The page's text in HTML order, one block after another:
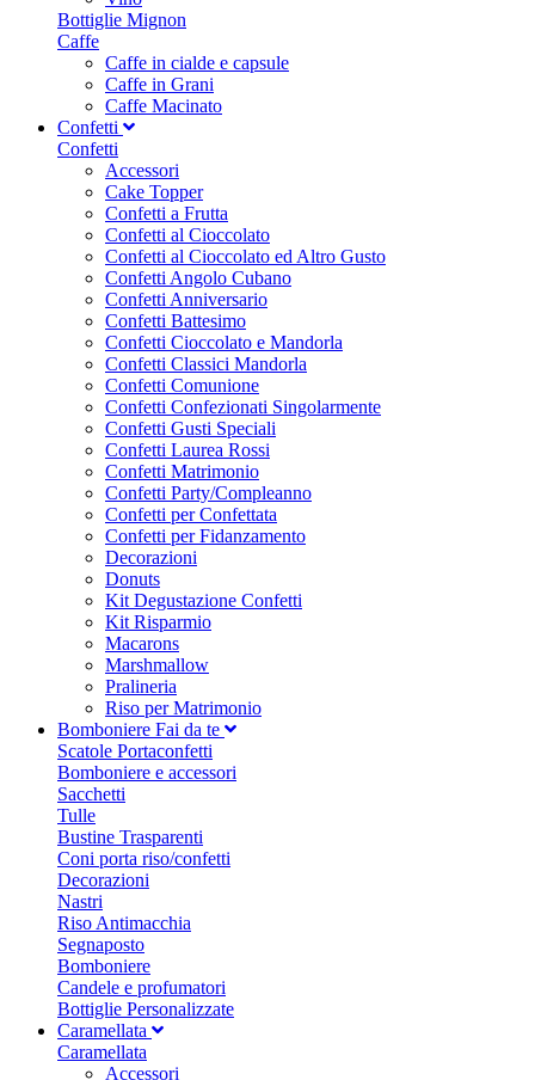
Bottiglie Mignon
Caffe
Caffe in cialde e capsule
Caffe in Grani
Caffe Macinato
Confetti
Confetti
Accessori
Cake Topper
Confetti a Frutta
Confetti al Cioccolato
Confetti al Cioccolato ed Altro Gusto
Confetti Angolo Cubano
Confetti Anniversario
Confetti Battesimo
Confetti Cioccolato e Mandorla
Confetti Classici Mandorla
Confetti Comunione
Confetti Confezionati Singolarmente
Confetti Gusti Speciali
Confetti Laurea Rossi
Confetti Matrimonio
Confetti Party/Compleanno
Confetti per Confettata
Confetti per Fidanzamento
Decorazioni
Donuts
Kit Degustazione Confetti
Kit Risparmio
Macarons
Marshmallow
Pralineria
Riso per Matrimonio
Bomboniere Fai da te
Scatole Portaconfetti
Bomboniere e accessori
Sacchetti
Tulle
Bustine Trasparenti
Coni porta riso/confetti
Decorazioni
Nastri
Riso Antimacchia
Segnaposto
Bomboniere
Candele e profumatori
Bottiglie Personalizzate
Caramellata
Caramellata
Accessori